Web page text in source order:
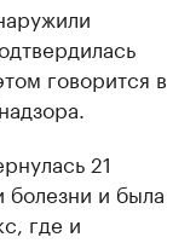
говорится в
21
болезни и была
где и